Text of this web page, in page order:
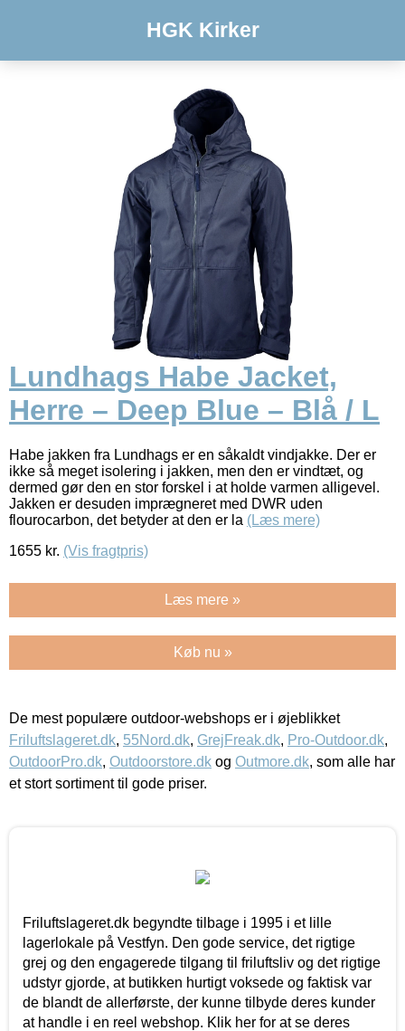
HGK Kirker
Lundhags Habe Jacket,
Herre – Deep Blue – Blå / L
Habe jakken fra Lundhags er en såkaldt vindjakke. Der er
ikke så meget isolering i jakken, men den er vindtæt, og
dermed gør den en stor forskel i at holde varmen alligevel.
Jakken er desuden imprægneret med DWR uden
flourocarbon, det betyder at den er la (Læs mere)
1655 kr. (Vis fragtpris)
Læs mere »
Køb nu »
De mest populære outdoor-webshops er i øjeblikket
Friluftslageret.dk, 55Nord.dk, GrejFreak.dk, Pro-Outdoor.dk,
OutdoorPro.dk, Outdoorstore.dk og Outmore.dk, som alle har
et stort sortiment til gode priser.
Friluftslageret.dk begyndte tilbage i 1995 i et lille
lagerlokale på Vestfyn. Den gode service, det rigtige
grej og den engagerede tilgang til friluftsliv og det rigtige
udstyr gjorde, at butikken hurtigt voksede og faktisk var
de blandt de allerførste, der kunne tilbyde deres kunder
at handle i en reel webshop. Klik her for at se deres